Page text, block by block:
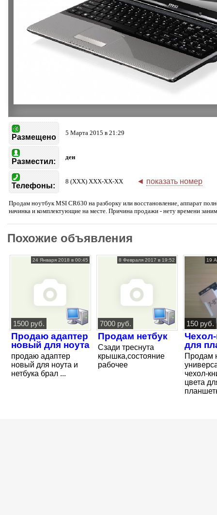
Размещено
5 Марта 2015 в 21:29
Разместил:
ден
Телефоны:
8 (XXX) XXX-XX-XX ◄ показать номер
Продам ноутбук MSI CR630 на разборку или восстановление, аппарат
начинка и комплектующие на месте. Причина продажи - нету времени
Похожие объявления
24 Января 2018 в 00:45
1500 руб.
Продаю адаптер
новый для ноута
продаю адаптер
новый для ноута и
нетбука брал ...
8 Февраля 2017 в 19:52
7000 руб.
Продам нетбук
Сзади треснута
крышка,состояние
рабочее
19
150 руб.
для
Продам
чехол-
цвета